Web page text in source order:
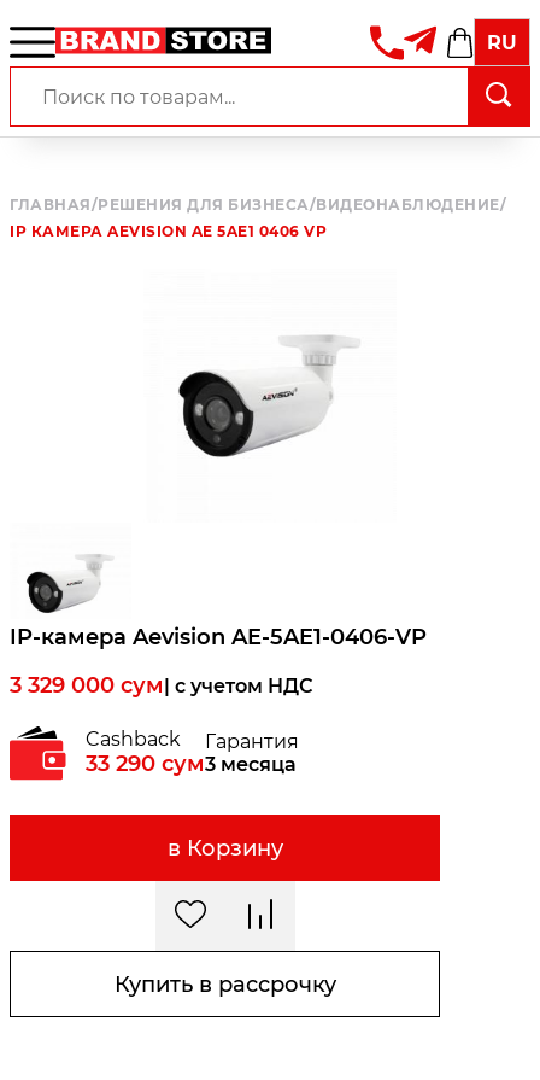
RU
ГЛАВНАЯ/РЕШЕНИЯ ДЛЯ БИЗНЕСА/ВИДЕОНАБЛЮДЕНИЕ/
IP КАМЕРА AEVISION AE 5AE1 0406 VP
IP-камера Aevision AE-5AE1-0406-VP
3 329 000 сум| c учетом НДС
Cashback
33 290 сум
Гарантия
3 месяца
в Корзину
Купить в рассрочку